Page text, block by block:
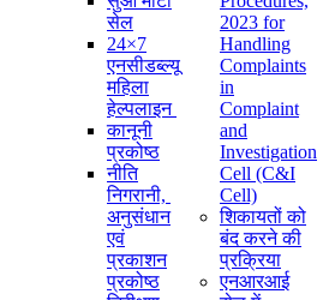
सेल
24×7
एनसीडब्ल्यू
महिला
हेल्पलाइन
कानूनी
प्रकोष्ठ
नीति
निगरानी, ​​
अनुसंधान
एवं
प्रकाशन
प्रकोष्ठ
2023 for
Handling
Complaints
in
Complaint
and
Investigation
Cell (C&I
Cell)
शिकायतों को
बंद करने की
प्रक्रिया
एनआरआई